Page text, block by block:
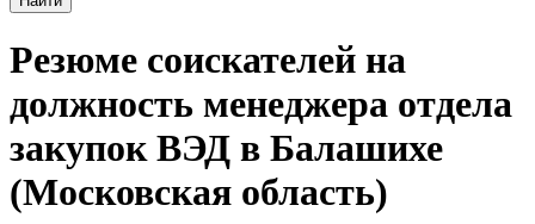
Резюме соискателей на
должность менеджера отдела
закупок ВЭД в Балашихе
(Московская область)